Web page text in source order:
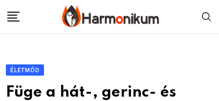
ÉLETMÓD
Füge a hát-, gerinc- és